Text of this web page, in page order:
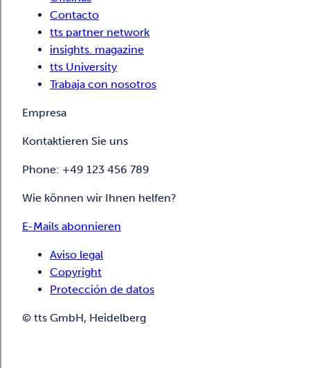
Contacto
tts partner network
insights. magazine
tts University
Trabaja con nosotros
Empresa
Kontaktieren Sie uns
Phone: +49 123 456 789
Wie können wir Ihnen helfen?
E-Mails abonnieren
Aviso legal
Copyright
Protección de datos
© tts GmbH, Heidelberg